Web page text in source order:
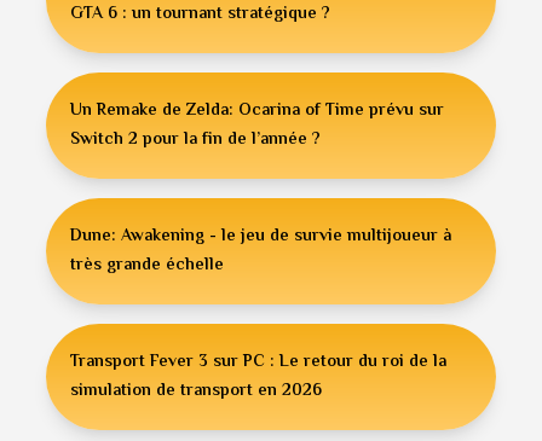
GTA 6 : un tournant stratégique ?
Un Remake de Zelda: Ocarina of Time prévu sur
Switch 2 pour la fin de l’année ?
Dune: Awakening - le jeu de survie multijoueur à
très grande échelle
Transport Fever 3 sur PC : Le retour du roi de la
simulation de transport en 2026